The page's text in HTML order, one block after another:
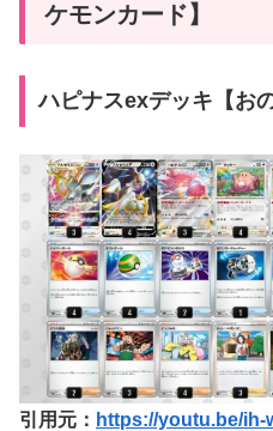
ケモンカード】
ハピナスexデッキ【お
引用元： https://youtu.be/